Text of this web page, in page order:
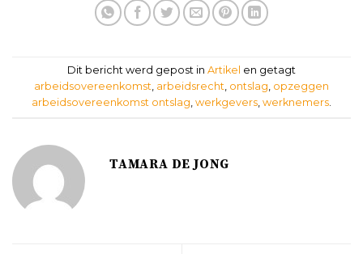
Dit bericht werd gepost in Artikel en getagt
arbeidsovereenkomst arbeidsrecht ontslag opzeggen
arbeidsovereenkomst ontslag werkgevers werknemers
TAMARA DE JONG